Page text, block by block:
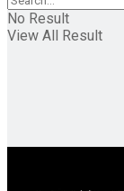
No Result
View All Result